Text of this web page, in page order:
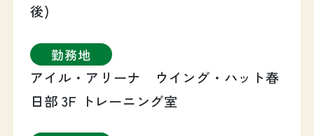
後)
勤務地
アイル・アリーナ ウイング・ハット春
日部 3F トレーニング室